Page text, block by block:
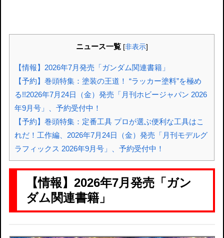
ニュース一覧 [非表示]
【情報】2026年7月発売「ガンダム関連書籍」
【予約】巻頭特集：塗装の王道！ “ラッカー塗料”を極め
る!!2026年7月24日（金）発売「月刊ホビージャパン 2026
年9月号」、予約受付中！
【予約】巻頭特集：定番工具 プロが選ぶ便利な工具はこ
れだ！工作編、2026年7月24日（金）発売「月刊モデルグ
ラフィックス 2026年9月号」、予約受付中！
【情報】2026年7月発売「ガン
ダム関連書籍」